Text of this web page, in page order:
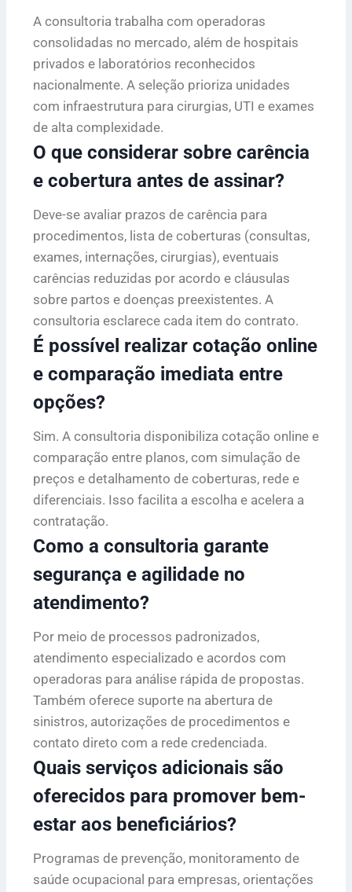
A consultoria trabalha com operadoras
consolidadas no mercado, além de hospitais
privados e laboratórios reconhecidos
nacionalmente. A seleção prioriza unidades
com infraestrutura para cirurgias, UTI e exames
de alta complexidade.
O que considerar sobre carência
e cobertura antes de assinar?
Deve-se avaliar prazos de carência para
procedimentos, lista de coberturas (consultas,
exames, internações, cirurgias), eventuais
carências reduzidas por acordo e cláusulas
sobre partos e doenças preexistentes. A
consultoria esclarece cada item do contrato.
É possível realizar cotação online
e comparação imediata entre
opções?
Sim. A consultoria disponibiliza cotação online e
comparação entre planos, com simulação de
preços e detalhamento de coberturas, rede e
diferenciais. Isso facilita a escolha e acelera a
contratação.
Como a consultoria garante
segurança e agilidade no
atendimento?
Por meio de processos padronizados,
atendimento especializado e acordos com
operadoras para análise rápida de propostas.
Também oferece suporte na abertura de
sinistros, autorizações de procedimentos e
contato direto com a rede credenciada.
Quais serviços adicionais são
oferecidos para promover bem-
estar aos beneficiários?
Programas de prevenção, monitoramento de
saúde ocupacional para empresas, orientações